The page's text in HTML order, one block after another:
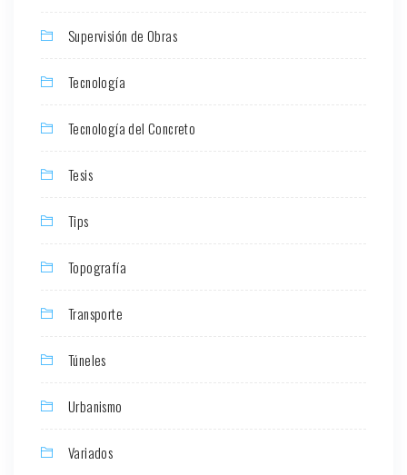
Supervisión de Obras
Tecnología
Tecnología del Concreto
Tesis
Tips
Topografía
Transporte
Túneles
Urbanismo
Variados